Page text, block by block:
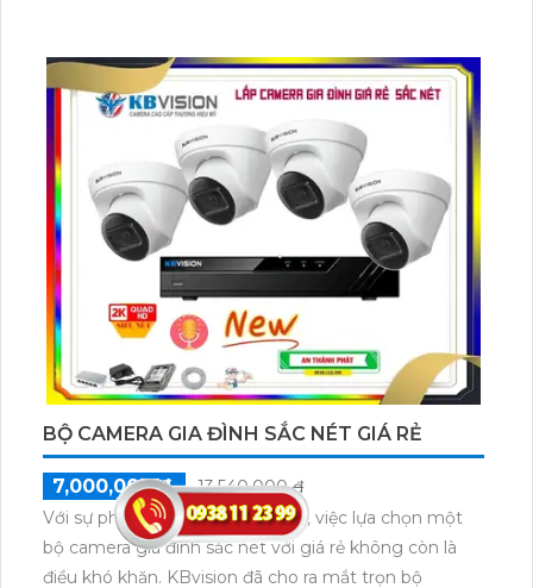
BỘ CAMERA GIA ĐÌNH SẮC NÉT GIÁ RẺ
7,000,000 ₫
13,540,000 ₫
Với sự phát triển của công nghệ, việc lựa chọn một
bộ camera gia đình sắc nét với giá rẻ không còn là
điều khó khăn. KBvision đã cho ra mắt trọn bộ